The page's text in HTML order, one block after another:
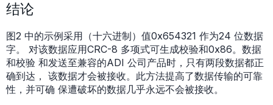
结论
图2 中的示例采用（十六进制）值0x654321 作为24 位数据
字。 对该数据应用CRC-8 多项式可生成校验和0x86。数据
和校验 和发送至兼容的ADI 公司产品时，只有两段数据都正
确到达， 该数据才会被接收。此方法提高了数据传输的可靠
性，并可确 保遭破坏的数据几乎永远不会被接收。